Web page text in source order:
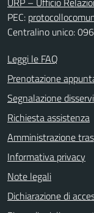
PEC:
Centralino unico:
Leggi le FAQ
Prenotazione
Segnalazione
Richiesta assistenza
Amministrazione
Informativa privacy
Note legali
Dichiarazione di